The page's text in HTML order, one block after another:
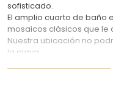
sofisticado.
El amplio cuarto de baño
mosaicos clásicos que le
Nuestra ubicación no
la playa.